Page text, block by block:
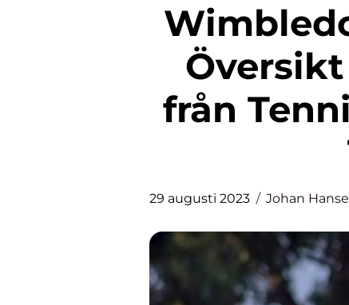
Wimbledon 2021 Resultat: En
från
29 augusti 2023 Johan